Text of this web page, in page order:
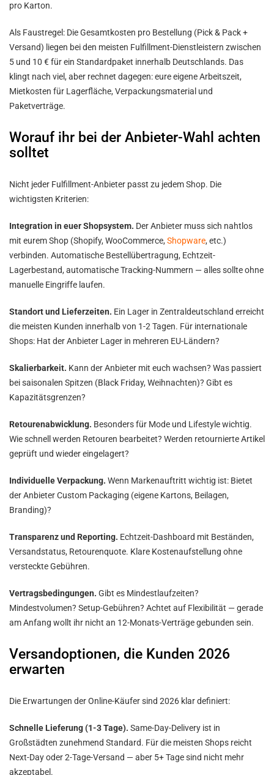
pro Karton.
Als Faustregel: Die Gesamtkosten pro Bestellung (Pick & Pack +
Versand) liegen bei den meisten Fulfillment-Dienstleistern zwischen
5 und 10 € für ein Standardpaket innerhalb Deutschlands. Das
klingt nach viel, aber rechnet dagegen: eure eigene Arbeitszeit,
Mietkosten für Lagerfläche, Verpackungsmaterial und
Paketverträge.
Worauf ihr bei der Anbieter-Wahl achten
solltet
Nicht jeder Fulfillment-Anbieter passt zu jedem Shop. Die
wichtigsten Kriterien:
Integration in euer Shopsystem. Der Anbieter muss sich nahtlos
mit eurem Shop (Shopify, WooCommerce, Shopware, etc.)
verbinden. Automatische Bestellübertragung, Echtzeit-
Lagerbestand, automatische Tracking-Nummern — alles sollte ohne
manuelle Eingriffe laufen.
Standort und Lieferzeiten. Ein Lager in Zentraldeutschland erreicht
die meisten Kunden innerhalb von 1-2 Tagen. Für internationale
Shops: Hat der Anbieter Lager in mehreren EU-Ländern?
Skalierbarkeit. Kann der Anbieter mit euch wachsen? Was passiert
bei saisonalen Spitzen (Black Friday, Weihnachten)? Gibt es
Kapazitätsgrenzen?
Retourenabwicklung. Besonders für Mode und Lifestyle wichtig.
Wie schnell werden Retouren bearbeitet? Werden retournierte Artikel
geprüft und wieder eingelagert?
Individuelle Verpackung. Wenn Markenauftritt wichtig ist: Bietet
der Anbieter Custom Packaging (eigene Kartons, Beilagen,
Branding)?
Transparenz und Reporting. Echtzeit-Dashboard mit Beständen,
Versandstatus, Retourenquote. Klare Kostenaufstellung ohne
versteckte Gebühren.
Vertragsbedingungen. Gibt es Mindestlaufzeiten?
Mindestvolumen? Setup-Gebühren? Achtet auf Flexibilität — gerade
am Anfang wollt ihr nicht an 12-Monats-Verträge gebunden sein.
Versandoptionen, die Kunden 2026
erwarten
Die Erwartungen der Online-Käufer sind 2026 klar definiert:
Schnelle Lieferung (1-3 Tage). Same-Day-Delivery ist in
Großstädten zunehmend Standard. Für die meisten Shops reicht
Next-Day oder 2-Tage-Versand — aber 5+ Tage sind nicht mehr
akzeptabel.